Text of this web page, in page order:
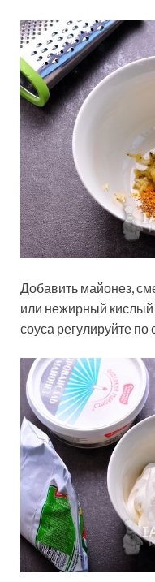
Добавить майонез,
или нежирный кислый
соуса регулируйте по